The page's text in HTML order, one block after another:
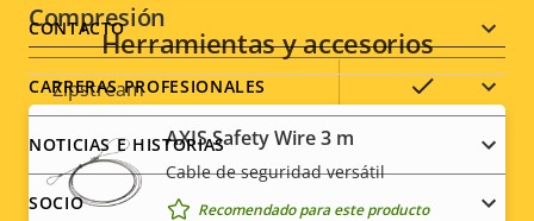
Compresión
Descripción
de
propiedad
Valor de
la
propiedad
Zipstream
H.264
High, Main
Herramientas y accesorios
AXIS Safety Wire 3 m
Cable de seguridad versátil
Recomendado para este producto
menu
CONTACTO
CARRERAS PROFESIONALES
NOTICIAS E HISTORIAS
SOCIO